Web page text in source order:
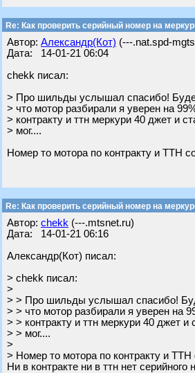
Re: Как проверить серийный номер на
Автор: Александр(Кот) (---.nat.spd-
Дата: 14-01-21 06:04
chekk писал:
> Про шильды услышал спасибо!
> что мотор разбирали я уверен на
> контракту и ттн меркури 40 джет и
> мог....
Номер то мотора по контракту и ТТН
Re: Как проверить серийный номер на
Автор: chekk (---.mtsnet.ru)
Дата: 14-01-21 06:16
Александр(Кот) писал:
> chekk писал:
>
> > Про шильды услышал спасибо!
> > что мотор разбирали я уверен на
> > контракту и ттн меркури 40 джет
> > мог....
>
> Номер то мотора по контракту и
Ни в контракте ни в ттн нет